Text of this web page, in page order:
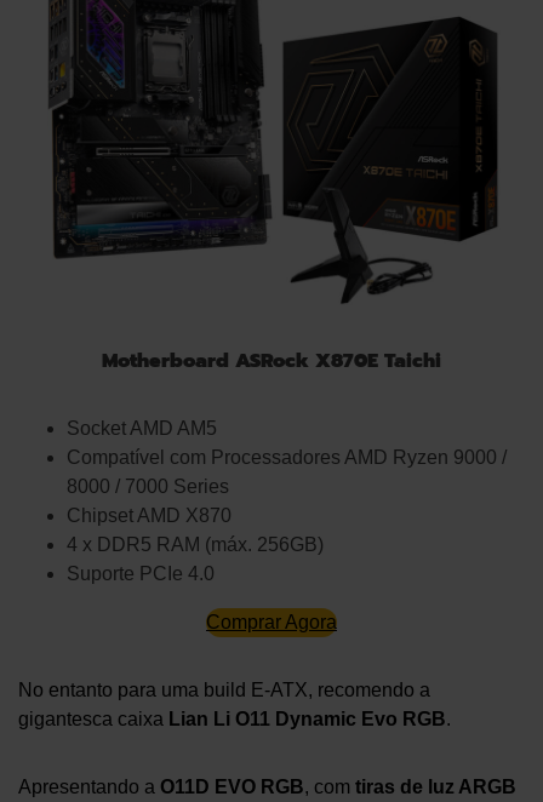
Motherboard ASRock X870E Taichi
Socket AMD AM5
Compatível com Processadores AMD Ryzen 9000 /
8000 / 7000 Series
Chipset AMD X870
4 x DDR5 RAM (máx. 256GB)
Suporte PCIe 4.0
Comprar Agora
No entanto para uma build E-ATX, recomendo a
gigantesca caixa Lian Li O11 Dynamic Evo RGB.
Apresentando a O11D EVO RGB, com tiras de luz ARGB